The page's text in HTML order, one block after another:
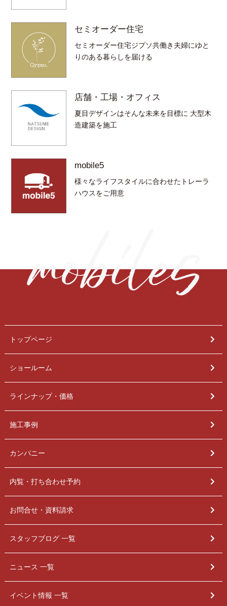
セミオーダー住宅
セミオーダー住宅ジプソ共働き夫婦にゆと
りのある暮らしを届ける
店舗・工場・オフィス
夏目デザインはそんな未来を目標に 大型木
造建築を施工
mobile5
様々なライフスタイルに合わせたトレーラ
ハウスをご用意
トップページ
ショールーム
ラインナップ・価格
施工事例
カンパニー
内覧・打ち合わせ予約
お問合せ・資料請求
スタッフブログ 一覧
ニュース 一覧
イベント情報 一覧